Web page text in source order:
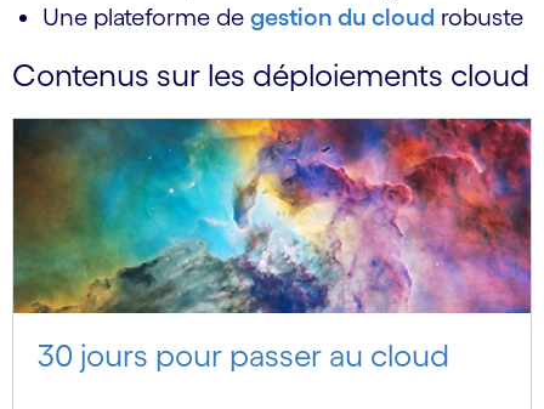
Une plateforme de gestion du cloud robuste
Contenus sur les déploiements cloud
30 jours pour passer au cloud